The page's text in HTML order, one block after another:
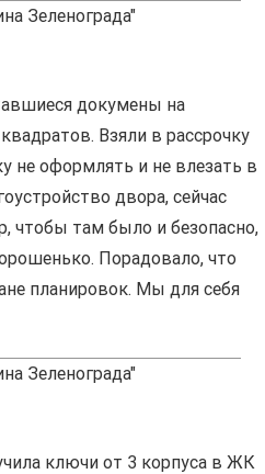
Зеленограда"
докумены на
Взяли в рассрочку
не оформлять и не влезать в
двора, сейчас
чтобы там было и безопасно,
Порадовало, что
планировок. Мы для себя
Зеленограда"
ключи от 3 корпуса в ЖК